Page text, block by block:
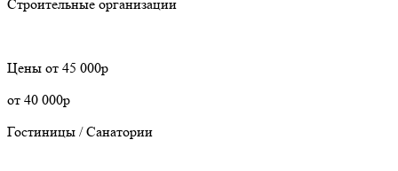
Строительные организации
Цены от 45 000р
от 40 000р
Гостиницы / Санатории